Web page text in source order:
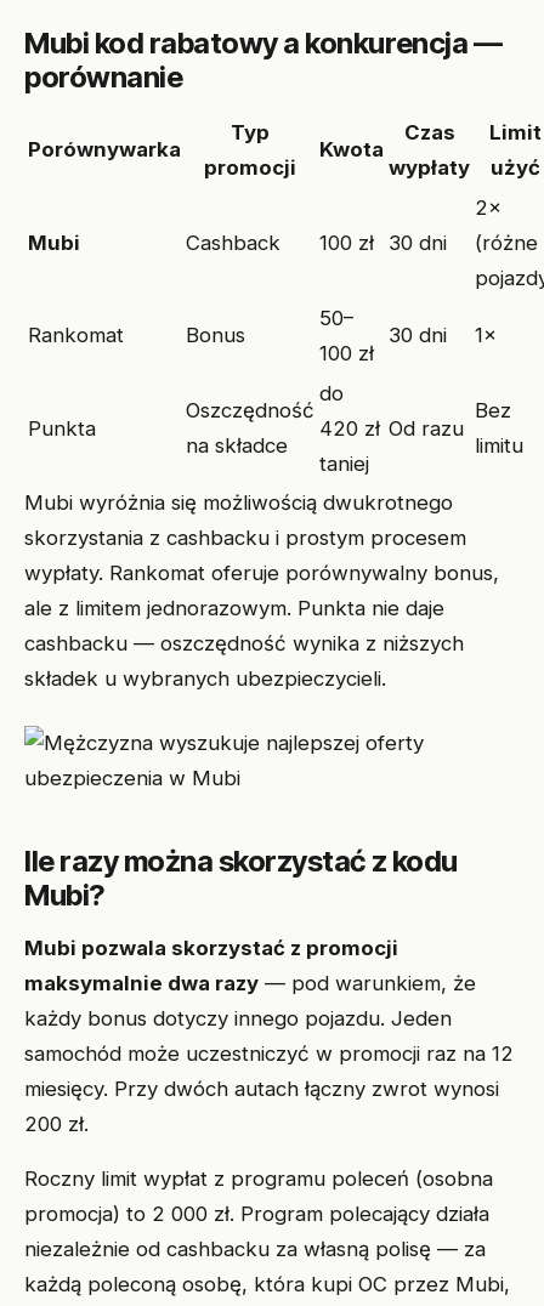
Mubi kod rabatowy a konkurencja —
porównanie
Porównywarka
Typ
promocji
Kwota
Czas
wypłaty
Limit
użyć
Mubi Cashback 100 zł 30 dni
2×
(różne
Rankomat Bonus
50–
100 zł
30 dni 1×
Punkta
Oszczędność
na składce
do
420 zł
taniej
Od razu
Bez
limitu
Mubi wyróżnia się możliwością dwukrotnego
skorzystania z cashbacku i prostym procesem
wypłaty. Rankomat oferuje porównywalny bonus,
ale z limitem jednorazowym. Punkta nie daje
cashbacku — oszczędność wynika z niższych
składek u wybranych ubezpieczycieli.
Ile razy można skorzystać z kodu
Mubi?
Mubi pozwala skorzystać z promocji
maksymalnie dwa razy — pod warunkiem, że
każdy bonus dotyczy innego pojazdu. Jeden
samochód może uczestniczyć w promocji raz na 12
miesięcy. Przy dwóch autach łączny zwrot wynosi
200 zł.
Roczny limit wypłat z programu poleceń (osobna
promocja) to 2 000 zł. Program polecający działa
niezależnie od cashbacku za własną polisę — za
każdą poleconą osobę, która kupi OC przez Mubi,